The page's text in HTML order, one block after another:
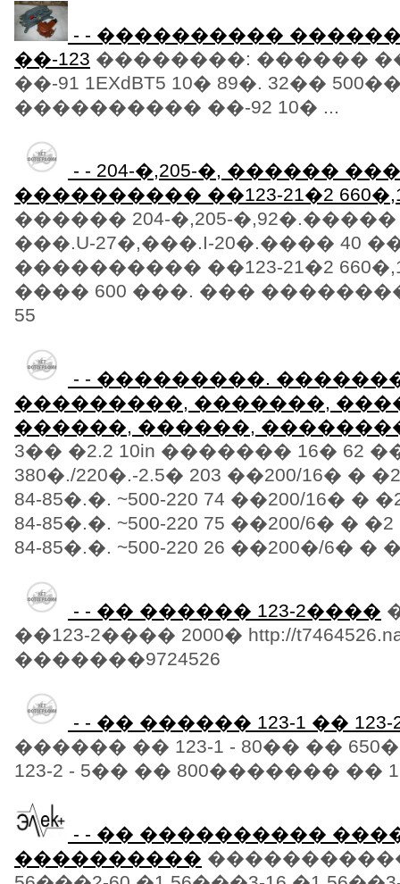
- - ���������� ������
��-123 ��������: ������
��-91 1EXdBT5 10� 89�. 32��
���������� ��-92 10� ...
- - 204-�,205-�, ������
���������� ��123-21�2
������ 204-�,205-
���.U-27�,���.I-20�.���� 40
���������� ��123-21�2
���� 600 ���. ���
55
- - ���������.
���������, �������,
������, ������,
3�� �2.2 10in ������� 16� 62
380�./220�.-2.5� 203 ��200/16� �
84-85�.�. ~500-220 74 ��200/16�
84-85�.�. ~500-220 75 ��200/6� �
84-85�.�. ~500-220 26 ��200�/6� �
- - �� ������ 123-2����
��123-2���� 2000� http://
�������9724526
- - �� ������ 123-1 �� 123-
������ �� 123-1 - 80�� ��
123-2 - 5�� �� 800������� ��
- - �� ����������
����������